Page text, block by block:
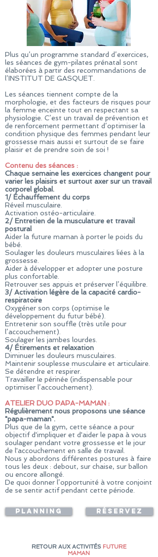
Plus qu’un programme standard d’exercices,
les séances de gym-pilates prénatal sont
élaborées à partir des recommandations de
l’INSTITUT DE GASQUET.
Les séances tiennent compte de la
morphologie, et des facteurs de risques pour
la femme enceinte tout en respectant sa
physiologie. C’est un travail de prévention et
de renforcement permettant d’optimiser la
condition physique des femmes pendant leur
grossesse mais aussi et surtout de se faire
plaisir et de prendre soin de soi !
Contenu des séances :
Chaque semaine les exercices changent pour
varier les plaisirs et surtout axer sur un travail
corporel global.
1/ Échauffement du corps
Réveil musculaire.
Activation ostéo-articulaire.
2/ Entretien de la musculature et travail
postural
Aider la future maman à porter le poids du
bébé.
Soulager les douleurs musculaires liées à la
grossesse.
Aider à développer et adopter une posture
plus confortable.
Retrouver ses appuis et préserver l’équilibre.
3/ Activation légère de la capacité cardio-
respiratoire
Oxygéner son corps (optimise le
développement du futur bébé).
Entretenir son souffle (très utile pour
l’accouchement).
Soulager les jambes lourdes.
4/ Étirements et relaxation
Diminuer les douleurs musculaires.
Maintenir souplesse musculaire et articulaire.
Se détendre et respirer.
Travailler le périnée (indispensable pour
optimiser l’accouchement).
ATELIER DUO PAPA-MAMAN :
Régulièrement nous proposons une séance
"papa-maman".
Plus que de la gym, cette séance a pour
objectif d'impliquer et d'aider le papa à vous
soulager pendant votre grossesse et le jour
de l'accouchement en salle de travail.
Nous y abordons différentes postures à faire
tous les deux : debout, sur chaise, sur ballon
ou encore allongé.
De quoi donner l’opportunité à votre conjoint
de se sentir actif pendant cette période.
Planning Réservez
RETOUR AUX ACTIVITÉS FUTURE
MAMAN